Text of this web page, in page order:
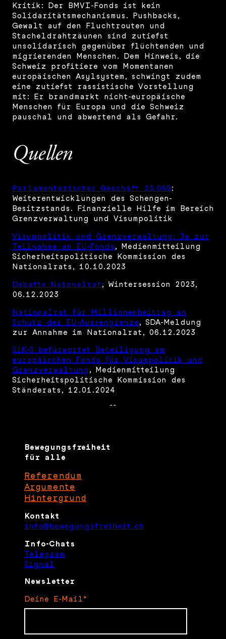
Kritik: Der BMVI-Fonds ist kein
Solidaritätsmechanismus. Pushbacks,
Gewalt auf den Fluchtrouten und
Stacheldrahtzäunen sind zutiefst
unsolidarisch gegenüber flüchtenden und
migrierenden Menschen. Dem Hinweis, die
Schweiz profitiere vom Momentanen
europäischen Asylsystem, schwingt zudem
eine zutiefst rassistische Vorstellung
mit: Er brandmarkt nicht-europäische
Menschen für Europa und die Schweiz
pauschal und abwertend als Gefahr.
Quellen
Parlamentarisches Geschäft 23.059:
Weiterentwicklungen des Schengen-
Besitzstands. Finanzielle Hilfe im Bereich
Grenzverwaltung und Visumpolitik
Visumpolitik und Grenzverwaltung: Ja zur
Teilnahme an EU-Fonds , Medienmitteilung
Sicherheitspolitische Kommission des
Nationalrats, 10.10.2023
Debatte Naionalrat , Wintersession 2023,
06.12.2023
Nationalrat für Millionenbeitrag an
Schutz der EU-Aussengrenze, SDA-Meldung
zur Annahme im Nationalrat, 06.12.2023
SiK-S befürwortet Beteiligung am
europäischen Fonds für Visumpolitik und
Grenzverwaltung , Medienmitteilung
Sicherheitspolitische Kommission des
Ständerats, 12.01.2024
^^
Bewegungsfreiheit
für alle
Referendum
Argumente
Hintergrund
Kontakt
info@bewegungsfreiheit.ch
Info-Chats
Telegram
Signal
Newsletter
Deine E-Mail*